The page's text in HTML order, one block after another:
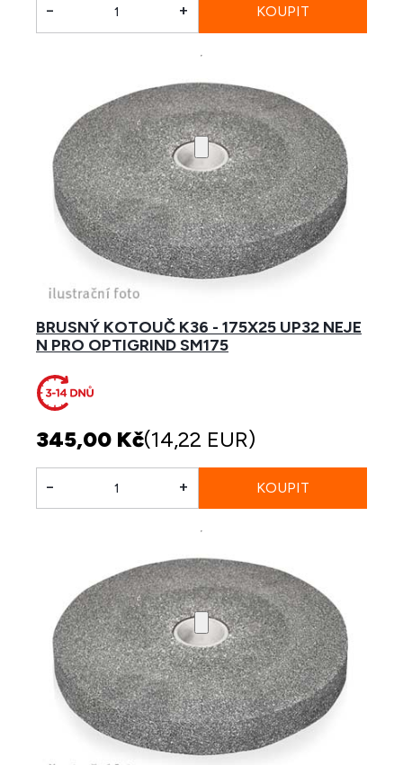
- +
BRUSNÝ KOTOUČ K36 - 175X25 UP32 NEJE
N PRO OPTIGRIND SM175
345,00 Kč(14,22 EUR)
- +